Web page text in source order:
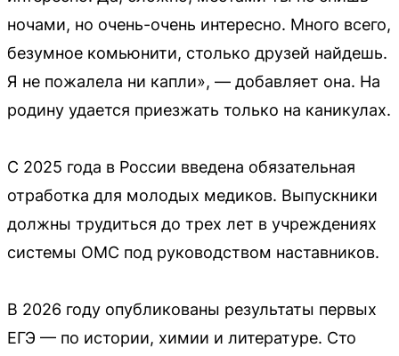
ночами, но очень-очень интересно. Много всего,
безумное комьюнити, столько друзей найдешь.
Я не пожалела ни капли», — добавляет она. На
родину удается приезжать только на каникулах.
С 2025 года в России введена обязательная
отработка для молодых медиков. Выпускники
должны трудиться до трех лет в учреждениях
системы ОМС под руководством наставников.
В 2026 году опубликованы результаты первых
ЕГЭ — по истории, химии и литературе. Сто